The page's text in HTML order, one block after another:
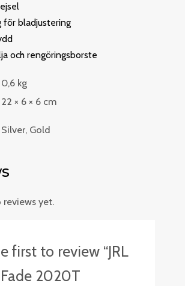
för bladjustering
och rengöringsborste
0,6 kg
22 × 6 × 6 cm
Silver, Gold
reviews yet.
first to review “JRL
2020T